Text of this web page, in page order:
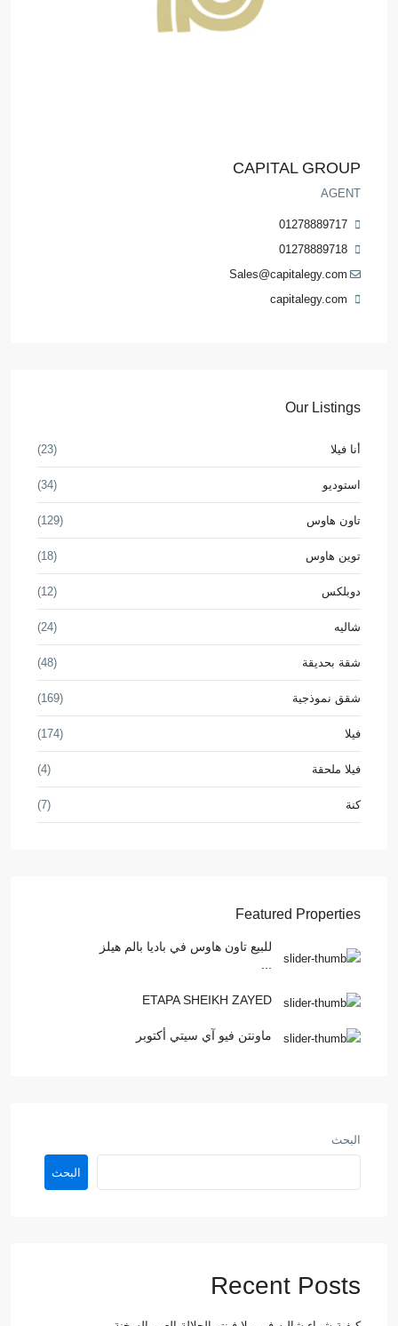
CAPITAL GROUP
AGENT
01278889717
01278889718
Sales@capitalegy.com
capitalegy.com
Our Listings
أنا فيلا (23)
استوديو (34)
تاون هاوس (129)
توين هاوس (18)
دوبلكس (12)
شاليه (24)
شقة بحديقة (48)
شقق نموذجية (169)
فيلا (174)
فيلا ملحقة (4)
كنة (7)
Featured Properties
للبيع تاون هاوس في باديا بالم هيلز
ETAPA SHEIKH ZAYED
ماونتن فيو آي سيتي أكتوبر
البحث
البحث
Recent Posts